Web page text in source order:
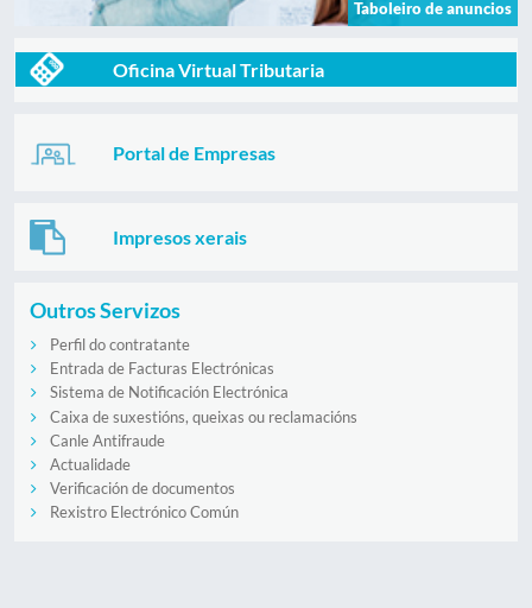
Taboleiro de anuncios
Oficina Virtual Tributaria
Portal de Empresas
Impresos xerais
Outros Servizos
Perfil do contratante
Entrada de Facturas Electrónicas
Sistema de Notificación Electrónica
Caixa de suxestións, queixas ou reclamacións
Canle Antifraude
Actualidade
Verificación de documentos
Rexistro Electrónico Común